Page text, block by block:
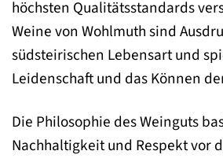
höchsten Qualitätsstandards
Weine von Wohlmuth sind
südsteirischen Lebensart und
Leidenschaft und das Können
Die Philosophie des Weinguts
Nachhaltigkeit und Respekt vor